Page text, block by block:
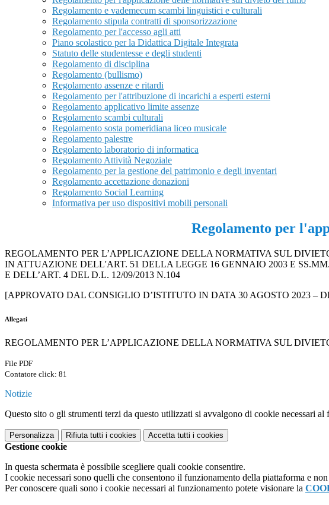
Regolamento e vademecum scambi linguistici e culturali
Regolamento stipula contratti di sponsorizzazione
Regolamento per l'accesso agli atti
Piano scolastico per la Didattica Digitale Integrata
Statuto delle studentesse e degli studenti
Regolamento di disciplina
Regolamento (bullismo)
Regolamento assenze e ritardi
Regolamento per l'attribuzione di incarichi a esperti esterni
Regolamento applicativo limite assenze
Regolamento scambi culturali
Regolamento sosta pomeridiana liceo musicale
Regolamento palestre
Regolamento laboratorio di informatica
Regolamento Attività Negoziale
Regolamento per la gestione del patrimonio e degli inventari
Regolamento accettazione donazioni
Regolamento Social Learning
Informativa per uso dispositivi mobili personali
Regolamento per
REGOLAMENTO PER L’APPLICAZIONE DELLA NORMATIVA SUL
IN ATTUAZIONE DELL'ART. 51 DELLA LEGGE 16 GENNAIO 2003 E SS.MM.
E DELL’ART. 4 DEL D.L. 12/09/2013 N.104
[APPROVATO DAL CONSIGLIO D’ISTITUTO IN DATA 30 AGOSTO 2023 –
Allegati
REGOLAMENTO PER L’APPLICAZIONE DELLA NORMATIVA SUL
File PDF
Contatore click: 81
Notizie
Questo sito o gli strumenti terzi da questo utilizzati si avvalgono di cookie necessari
Personalizza Rifiuta tutti i cookies Accetta tutti i cookies
Gestione cookie
In questa schermata è possibile scegliere quali cookie consentire.
I cookie necessari sono quelli che consentono il funzionamento della piattaforma e
Per conoscere quali sono i cookie necessari al funzionamento potete visionare la